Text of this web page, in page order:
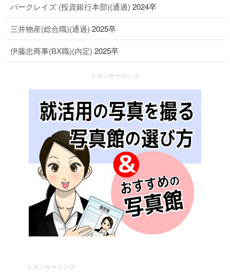
バークレイズ (投資銀行本部)(通過) 2024卒
三井物産(総合職)(通過) 2025卒
伊藤忠商事(BX職)(内定) 2025卒
スポンサーリンク
スポンサーリンク